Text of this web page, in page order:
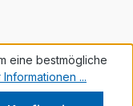
eine bestmögliche
Informationen ...